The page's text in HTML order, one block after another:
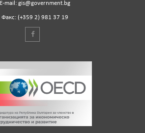
Е-mail: gis@government.bg
Факс: (+359 2) 981 37 19